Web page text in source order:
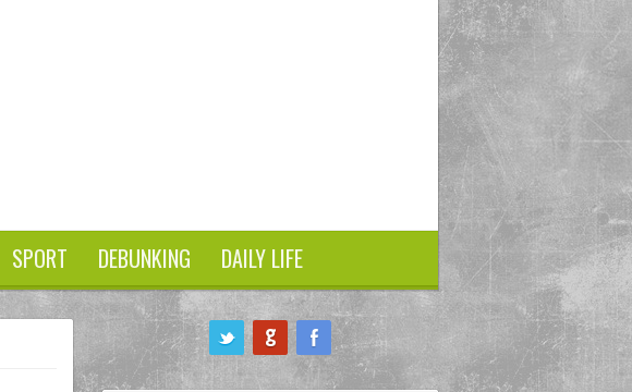
SPORT DEBUNKING DAILY LIFE